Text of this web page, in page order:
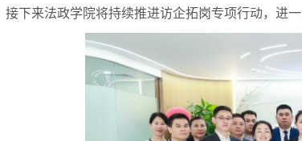
接下来法政学院将持续推进访企拓岗专项行动，进